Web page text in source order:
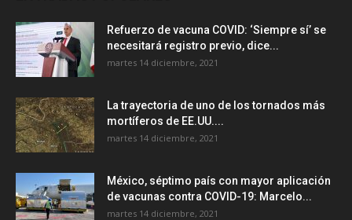
Refuerzo de vacuna COVID: ‘Siempre sí’ se
necesitará registro previo, dice...
martes 14 diciembre, 2021
La trayectoria de uno de los tornados más
mortíferos de EE.UU....
martes 14 diciembre, 2021
México, séptimo país con mayor aplicación
de vacunas contra COVID-19: Marcelo...
martes 14 diciembre, 2021